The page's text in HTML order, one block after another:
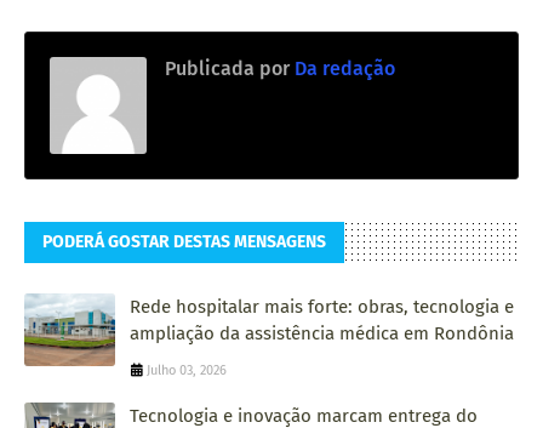
Publicada por Da redação
PODERÁ GOSTAR DESTAS MENSAGENS
Rede hospitalar mais forte: obras, tecnologia e
ampliação da assistência médica em Rondônia
Julho 03, 2026
Tecnologia e inovação marcam entrega do